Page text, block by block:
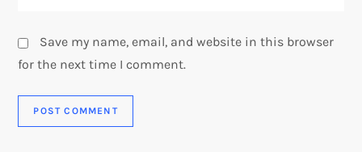
Save my name, email, and website in this browser
for the next time I comment.